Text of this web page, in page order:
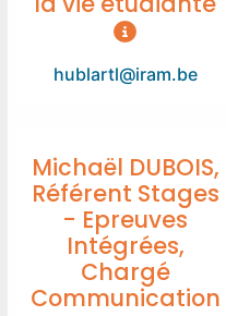
hublartl@iram.be
Michaël DUBOIS,
Référent Stages
- Epreuves
Intégrées,
Chargé
Communication